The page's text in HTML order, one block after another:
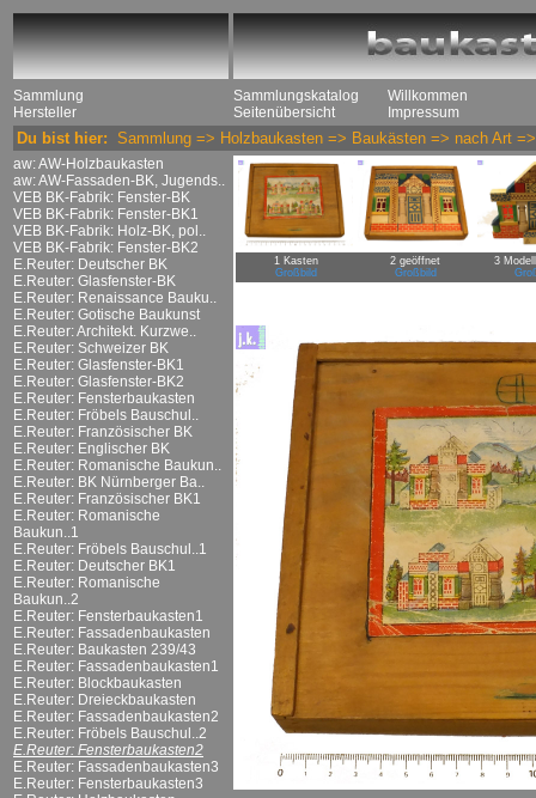
Sammlung
Hersteller
Sammlungskatalog
Seitenübersicht
Willkommen
Impressum
Du bist hier: Sammlung => Holzbaukasten => Baukästen => nach Art
aw: AW-Holzbaukasten
aw: AW-Fassaden-BK, Jugends..
VEB BK-Fabrik: Fenster-BK
VEB BK-Fabrik: Fenster-BK1
VEB BK-Fabrik: Holz-BK, pol..
VEB BK-Fabrik: Fenster-BK2
E.Reuter: Deutscher BK
E.Reuter: Glasfenster-BK
E.Reuter: Renaissance Bauku..
E.Reuter: Gotische Baukunst
E.Reuter: Architekt. Kurzwe..
E.Reuter: Schweizer BK
E.Reuter: Glasfenster-BK1
E.Reuter: Glasfenster-BK2
E.Reuter: Fensterbaukasten
E.Reuter: Fröbels Bauschul..
E.Reuter: Französischer BK
E.Reuter: Englischer BK
E.Reuter: Romanische Baukun..
E.Reuter: BK Nürnberger Ba..
E.Reuter: Französischer BK1
E.Reuter: Romanische
Baukun..1
E.Reuter: Fröbels Bauschul..1
E.Reuter: Deutscher BK1
E.Reuter: Romanische
Baukun..2
E.Reuter: Fensterbaukasten1
E.Reuter: Fassadenbaukasten
E.Reuter: Baukasten 239/43
E.Reuter: Fassadenbaukasten1
E.Reuter: Blockbaukasten
E.Reuter: Dreieckbaukasten
E.Reuter: Fassadenbaukasten2
E.Reuter: Fröbels Bauschul..2
E.Reuter: Fensterbaukasten2
E.Reuter: Fassadenbaukasten3
E.Reuter: Fensterbaukasten3
1 Kasten
Großbild
2 geöffnet
Großbild
3